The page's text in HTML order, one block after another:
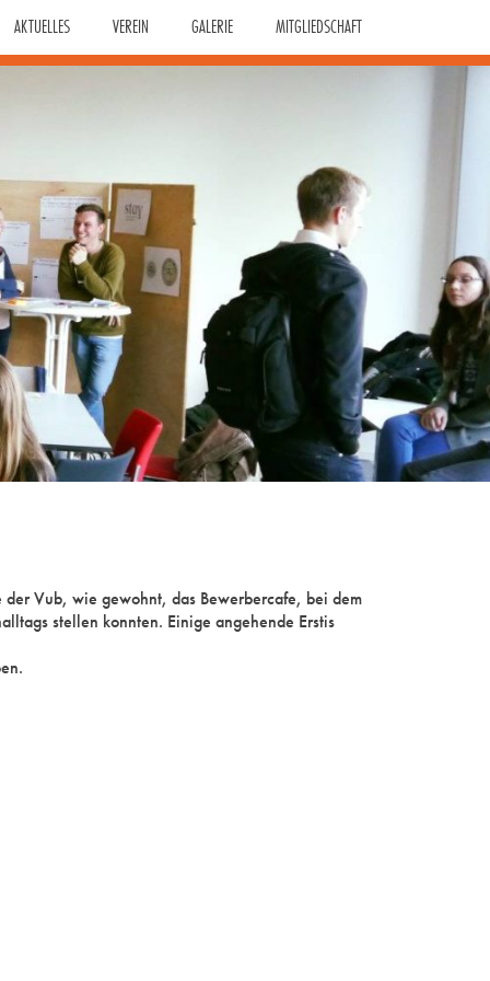
AKTUELLES VEREIN GALERIE MITGLIEDSCHAFT
Vub, wie gewohnt, das Bewerbercafe, bei dem
stellen konnten. Einige angehende Erstis